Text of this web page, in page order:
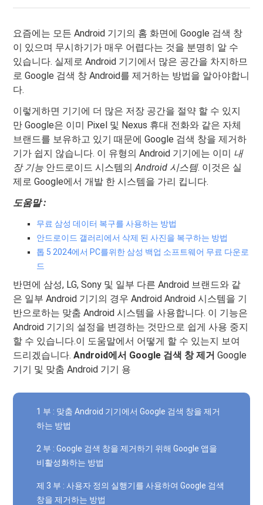
요즘에는 모든 Android 기기의 홈 화면에 Google 검색 창
이 있으며 무시하기가 매우 어렵다는 것을 분명히 알 수
있습니다. 실제로 Android 기기에서 많은 공간을 차지하므
로 Google 검색 창 Android를 제거하는 방법을 알아야합니
다.
이렇게하면 기기에 더 많은 저장 공간을 절약 할 수 있지
만 Google은 이미 Pixel 및 Nexus 휴대 전화와 같은 자체
브랜드를 보유하고 있기 때문에 Google 검색 창을 제거하
기가 쉽지 않습니다. 이 유형의 Android 기기에는 이미 내
장 기능 안드로이드 시스템의 Android 시스템. 이것은 실
제로 Google에서 개발 한 시스템을 가리 킵니다.
도움말 :
무료 삼성 데이터 복구를 사용하는 방법
안드로이드 갤러리에서 삭제 된 사진을 복구하는 방법
톱 5 2024에서 PC를위한 삼성 백업 소프트웨어 무료 다운로
드
반면에 삼성, LG, Sony 및 일부 다른 Android 브랜드와 같
은 일부 Android 기기의 경우 Android Android 시스템을 기
반으로하는 맞춤 Android 시스템을 사용합니다. 이 기능은
Android 기기의 설정을 변경하는 것만으로 쉽게 사용 중지
할 수 있습니다.이 도움말에서 어떻게 할 수 있는지 보여
드리겠습니다.Android에서 Google 검색 창 제거 Google
기기 및 맞춤 Android 기기 용
1 부 : 맞춤 Android 기기에서 Google 검색 창을 제거
하는 방법
2 부 : Google 검색 창을 제거하기 위해 Google 앱을
비활성화하는 방법
제 3 부 : 사용자 정의 실행기를 사용하여 Google 검색
창을 제거하는 방법